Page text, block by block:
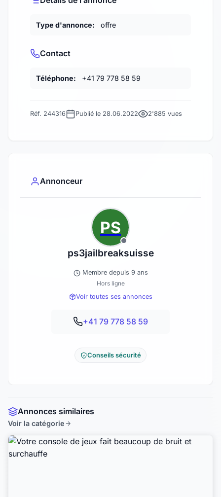
Type d'annonce: offre
Contact
Téléphone: +41 79 778 58 59
Réf. 244316 Publié le 28.06.2022 2'885 vues
Annonceur
PS
ps3jailbreaksuisse
Membre depuis 9 ans
Hors ligne
Voir toutes ses annonces
+41 79 778 58 59
Conseils sécurité
Annonces similaires
Voir la catégorie